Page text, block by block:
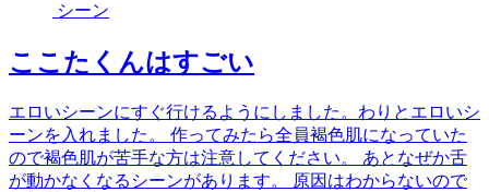
シーン
ここたくんはすごい
エロいシーンにすぐ行けるようにしました。わりとエロいシ
ーンを入れました。 作ってみたら全員褐色肌になっていた
ので褐色肌が苦手な方は注意してください。 あとなぜか舌
が動かなくなるシーンがあります。 原因はわからないので